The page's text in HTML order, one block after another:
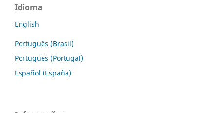
Idioma
English
Português (Brasil)
Português (Portugal)
Español (España)